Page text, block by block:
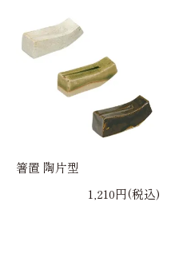
箸置 陶片型
1,210円(税込)